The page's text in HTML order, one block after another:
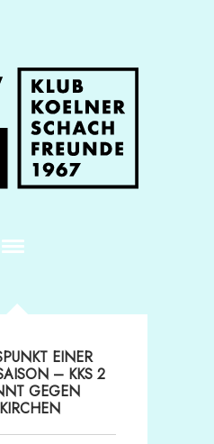
EINER
– KKS 2
GEGEN